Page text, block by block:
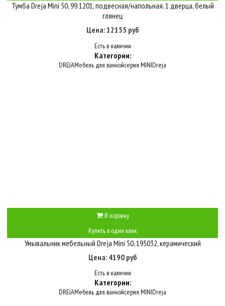
Тумба Dreja Mini 50, 99.1201, подвесная/напольная, 1 дверца, белый
глянец
Цена: 12155 руб
Есть в наличии
Категории:
DREJAМебель для ваннойсерия MINIDreja
В корзину
Купить в один клик
Умывальник мебельный Dreja Mini 50, 195032, керамический
Цена: 4190 руб
Есть в наличии
Категории:
DREJAМебель для ваннойсерия MINIDreja